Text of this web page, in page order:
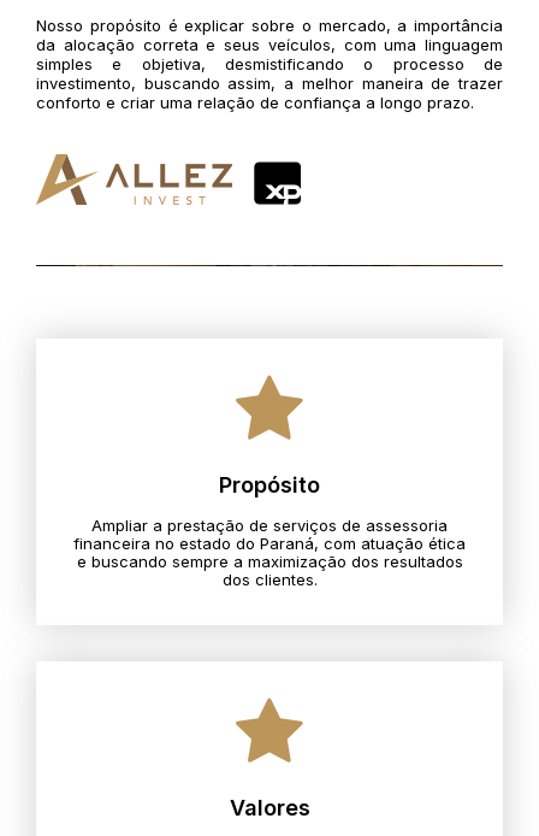
Nosso propósito é explicar sobre o mercado, a importância
da alocação correta e seus veículos, com uma linguagem
simples e objetiva, desmistificando o processo de
investimento, buscando assim, a melhor maneira de trazer
conforto e criar uma relação de confiança a longo prazo.
Propósito
Ampliar a prestação de serviços de assessoria
financeira no estado do Paraná, com atuação ética
e buscando sempre a maximização dos resultados
dos clientes.
Valores